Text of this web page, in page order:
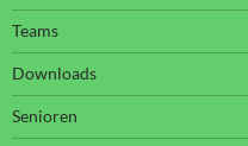
Teams
Downloads
Senioren